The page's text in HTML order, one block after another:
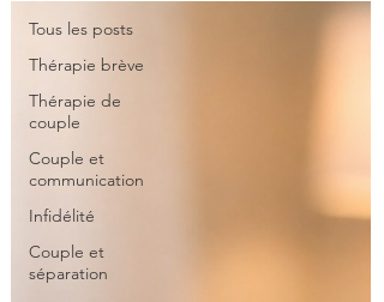
Tous les posts
Thérapie brève
Thérapie de
couple
Couple et
communication
Infidélité
Couple et
séparation